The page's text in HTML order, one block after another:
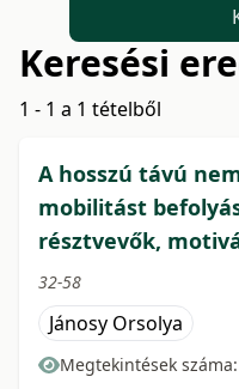
Keresési
1 - 1 a 1 tételből
A hosszú távú
mobilitást
résztvevők,
32-58
Jánosy Orsolya
Megtekintések száma: